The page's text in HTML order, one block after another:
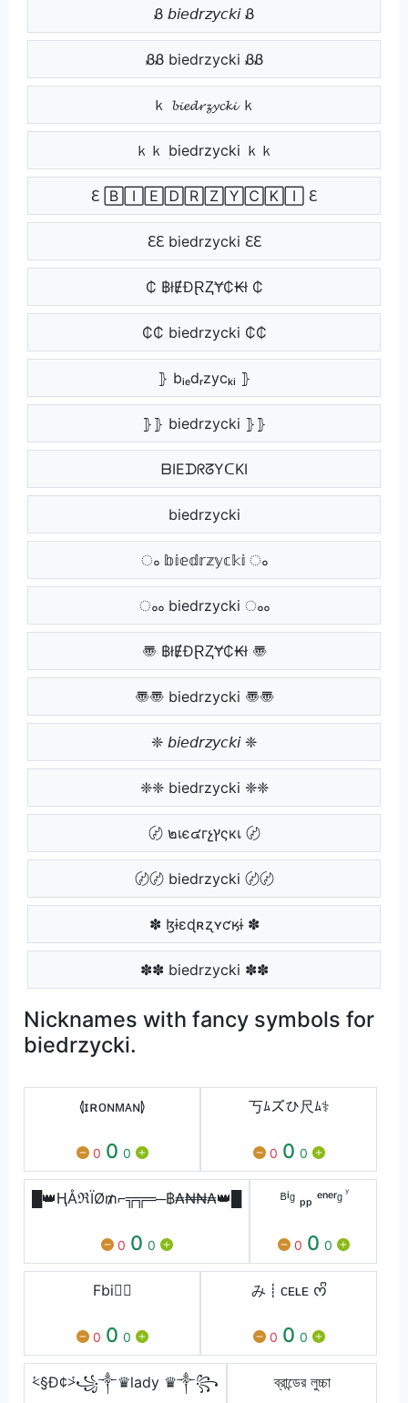
Ᏸ 𝘣𝘪𝘦𝘥𝘳𝘻𝘺𝘤𝘬𝘪 Ᏸ
ᏰᏰ biedrzycki ᏰᏰ
ｋ 𝓫𝓲𝓮𝓭𝓻𝔃𝔂𝓬𝓴𝓲 ｋ
ｋｋ biedrzycki ｋｋ
ℇ 🄱🄸🄴🄳🅁🅉🅈🄲🄺🄸 ℇ
ℇℇ biedrzycki ℇℇ
₵ ฿łɆĐⱤⱫɎ₵₭ł ₵
₵₵ biedrzycki ₵₵
⦄ bᵢₑdᵣzycₖᵢ ⦄
⦄⦄ biedrzycki ⦄⦄
‍ ᗷIEᗪᖇᘔYᑕKI ‍
‍‍ biedrzycki ‍‍
ം 𝕓𝕚𝕖𝕕𝕣𝕫𝕪𝕔𝕜𝕚 ം
ംം biedrzycki ംം
〠 ฿łɆĐⱤⱫɎ₵₭ł 〠
〠〠 biedrzycki 〠〠
❈ 𝘣𝘪𝘦𝘥𝘳𝘻𝘺𝘤𝘬𝘪 ❈
❈❈ biedrzycki ❈❈
〄 ๒เє๔гչץςкเ 〄
〄〄 biedrzycki 〄〄
✽ ɮɨɛɖʀʐʏƈӄɨ ✽
✽✽ biedrzycki ✽✽
Nicknames with fancy symbols for
biedrzycki.
⦉ɪʀᴏɴᴍᴀɴ⦊
0 0 0
丂ﾑズひ尺ﾑ⚕
0 0 0
█👑ⱧÅℜÏØ₥⌐╦╦═─฿₳₦₦₳👑█
0 0 0
ᴮⁱᶢ ₚₚ ᵉⁿᵉʳᶢ ꙷ
0 0 0
Fbi🕵️‍♀️
0 0 0
み┋ᴄᴇʟᴇ ᰔᩚ
0 0 0
⩻§Ð¢⩼꧁༒♛lady ♛༒꧂ ব্রান্ডের লুচ্চা